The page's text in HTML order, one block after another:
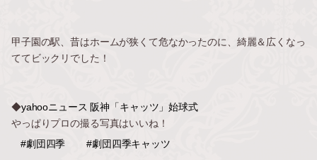
甲子園の駅、昔はホームが狭くて危なかったのに、綺麗＆広くなっ
ててビックリでした！
◆yahooニュース 阪神「キャッツ」始球式
やっぱりプロの撮る写真はいいね！
#劇団四季
#劇団四季キャッツ